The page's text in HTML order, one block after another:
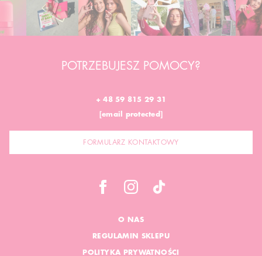
POTRZEBUJESZ POMOCY?
+ 48 59 815 29 31
[email protected]
FORMULARZ KONTAKTOWY
O NAS
REGULAMIN SKLEPU
POLITYKA PRYWATNOŚCI